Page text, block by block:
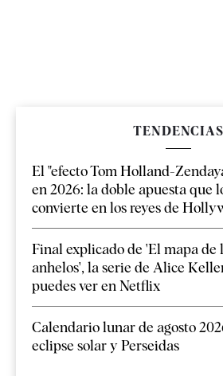
TENDENCIAS
El "efecto Tom Holland-
en 2026: la doble apuesta que
convierte en los reyes de
Final explicado de 'El mapa de
anhelos', la serie de Alice
puedes ver en Netflix
Calendario lunar de agosto
eclipse solar y Perseidas